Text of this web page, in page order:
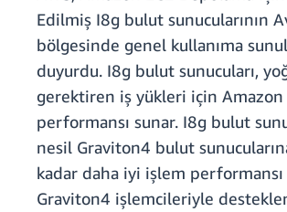
Edilmiş I8g bulut sunucularının
bölgesinde genel kullanıma
duyurdu. I8g bulut sunucuları,
gerektiren iş yükleri için Amazon
performansı sunar. I8g bulut
nesil Graviton4 bulut
kadar daha iyi işlem performansı
Graviton4 işlemcileriyle